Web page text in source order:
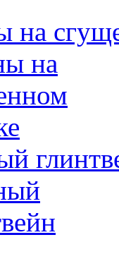
на